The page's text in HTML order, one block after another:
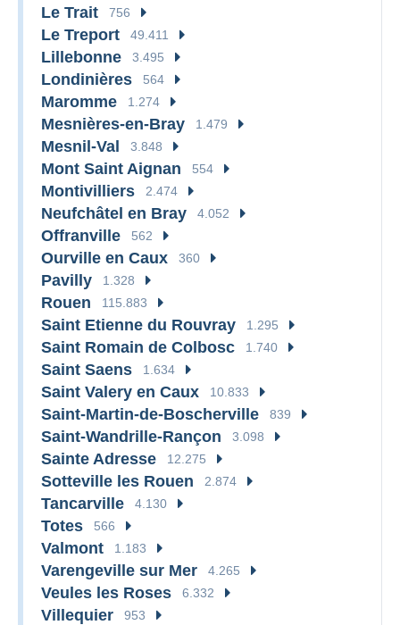
Le Trait 756
Le Treport 49.411
Lillebonne 3.495
Londinières 564
Maromme 1.274
Mesnières-en-Bray 1.479
Mesnil-Val 3.848
Mont Saint Aignan 554
Montivilliers 2.474
Neufchâtel en Bray 4.052
Offranville 562
Ourville en Caux 360
Pavilly 1.328
Rouen 115.883
Saint Etienne du Rouvray 1.295
Saint Romain de Colbosc 1.740
Saint Saens 1.634
Saint Valery en Caux 10.833
Saint-Martin-de-Boscherville 839
Saint-Wandrille-Rançon 3.098
Sainte Adresse 12.275
Sotteville les Rouen 2.874
Tancarville 4.130
Totes 566
Valmont 1.183
Varengeville sur Mer 4.265
Veules les Roses 6.332
Villequier 953